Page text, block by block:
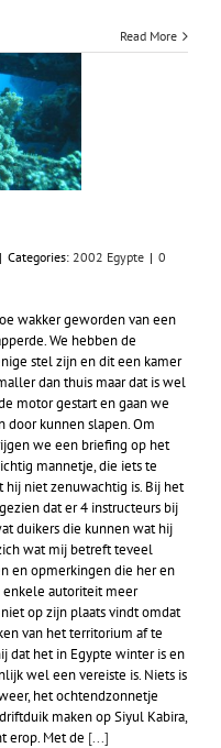
Read More
| Categories: 2002 Egypte | 0
wakker geworden van een
We hebben de
stel zijn en dit een kamer
dan thuis maar dat is wel
motor gestart en gaan we
door kunnen slapen. Om
we een briefing op het
mannetje, die iets te
niet zenuwachtig is. Bij het
dat er 4 instructeurs bij
duikers die kunnen wat hij
wat mij betreft teveel
en opmerkingen die her en
autoriteit meer
op zijn plaats vindt omdat
van het territorium af te
dat het in Egypte winter is en
wel een vereiste is. Niets is
het ochtendzonnetje
maken op Siyul Kabira,
erop. Met de [...]